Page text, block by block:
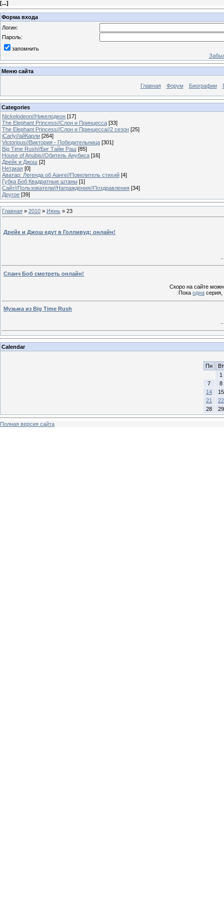
[...]
Форма входа
Логин:
Пароль:
запомнить
Меню сайта
Главная Форум Биографии
Categories
Nickelodeon//Никелодеон [17]
The Elephant Princess//Слон и Принцесса [33]
The Elephant Princess//Слон и Принцесса//2 сезон [25]
iCarly//айКарли [264]
Victorious//Виктория - Победительница [301]
Big Time Rush//Биг Тайм Раш [85]
House of Anubis//Обитель Анубиса [16]
Дрейк и Джош [2]
Нетакая [0]
Аватар: Легенда об Аанге//Повелитель стихий [4]
Губка Боб Квадратные штаны [1]
Сайт//Пользователи//Награждения//Поздравления [34]
Другое [39]
Главная » 2010 » Июнь » 23
Дрейк и Джош едут в Голливуд: онлайн!
Спанч Боб смотреть онлайн!
Скоро на сайте
Пока одна серия,
Музыка из Big Time Rush
Calendar
Пн
Вт
1
7
8
14
15
21
22
28
29
Полная версия сайта